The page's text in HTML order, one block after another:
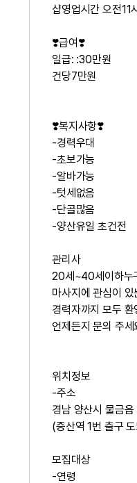
샵영업시간 오전11
❣️급여❣️
일급: :30만원
건당7만원
❣️복지사항❣️
-경력우대
-초보가능
-알바가능
-텃세없음
-단골많음
-양산유일 초건전
관리사
20세~40세이하누
마사지에 관심이 있
경력자까지 모두 환
언제든지 문의 주세
위치정보
-주소
경남 양산시 물금
(증산역 1번 출구
모집대상
-연령